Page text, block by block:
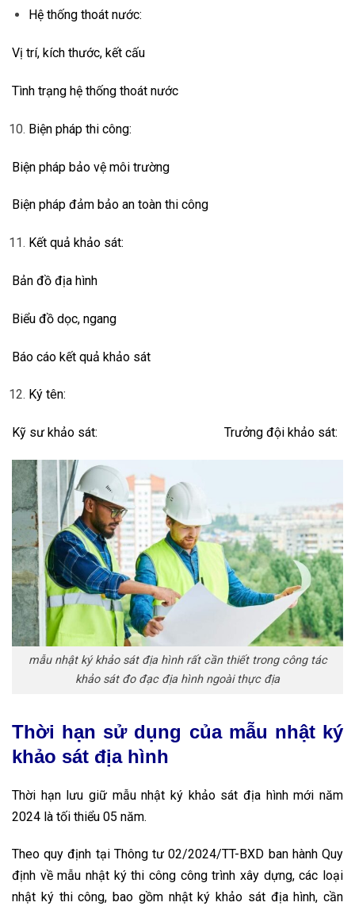
Hệ thống thoát nước:
Vị trí, kích thước, kết cấu
Tình trạng hệ thống thoát nước
Biện pháp thi công:
Biện pháp bảo vệ môi trường
Biện pháp đảm bảo an toàn thi công
Kết quả khảo sát:
Bản đồ địa hình
Biểu đồ dọc, ngang
Báo cáo kết quả khảo sát
Ký tên:
Kỹ sư khảo sát: Trưởng đội khảo sát:
mẫu nhật ký khảo sát địa hình rất cần thiết trong công tác
khảo sát đo đạc địa hình ngoài thực địa
Thời hạn sử dụng của mẫu nhật ký
khảo sát địa hình
Thời hạn lưu giữ mẫu nhật ký khảo sát địa hình mới năm
2024 là tối thiểu 05 năm.
Theo quy định tại Thông tư 02/2024/TT-BXD ban hành Quy
định về mẫu nhật ký thi công công trình xây dựng, các loại
nhật ký thi công, bao gồm nhật ký khảo sát địa hình, cần